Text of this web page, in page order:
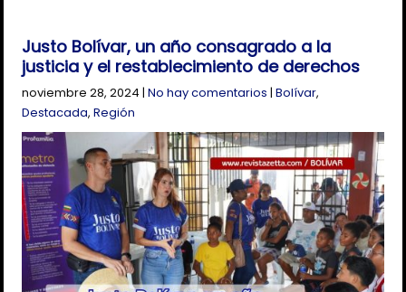
Justo Bolívar, un año consagrado a la
justicia y el restablecimiento de derechos
noviembre 28, 2024 |No hay comentarios |Bolívar,
Destacada,Región